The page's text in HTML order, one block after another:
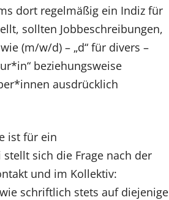
dort regelmäßig ein Indiz für
sollten Jobbeschreibungen,
(m/w/d) – „d“ für divers –
beziehungsweise
ausdrücklich
ist für ein
sich die Frage nach der
und im Kollektiv:
schriftlich stets auf diejenige